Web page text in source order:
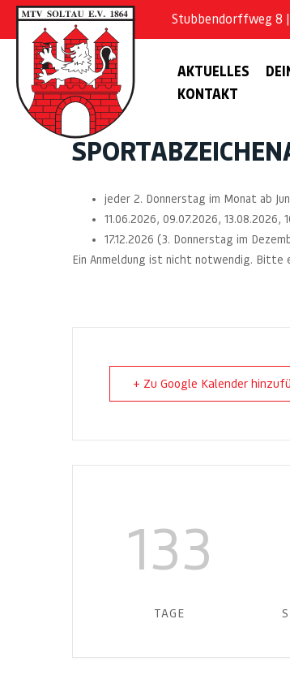
Stubbendorffweg 8
AKTUELLES
KONTAKT
jeder 2. Donnerstag im Monat ab
11.06.2026, 09.07.2026, 13.08.2026,
17.12.2026 (3. Donnerstag im
Ein Anmeldung ist nicht notwendig. Bitte
+ Zu Google Kalender
133
TAGE